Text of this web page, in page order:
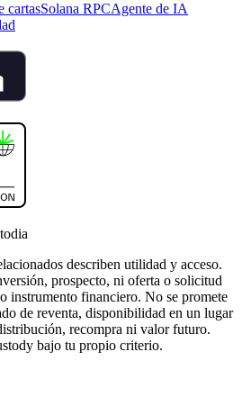
cartasSolana RPCAgente de IA
describen utilidad y acceso.
prospecto, ni oferta o solicitud
instrumento financiero. No se promete
de reventa, disponibilidad en un lugar
recompra ni valor futuro.
bajo tu propio criterio.